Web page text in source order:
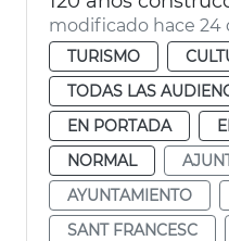
modificado hace 24
TURISMO
TODAS LAS
EN PORTADA
NORMAL
AYUNTAMIENTO
SANT FRANCESC